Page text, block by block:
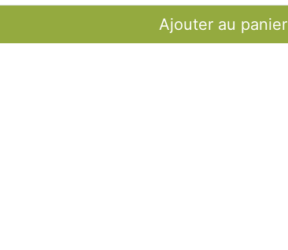
Ajouter au panier